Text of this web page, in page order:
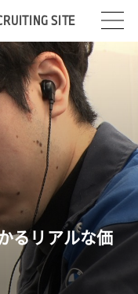
SITE
るリアルな価